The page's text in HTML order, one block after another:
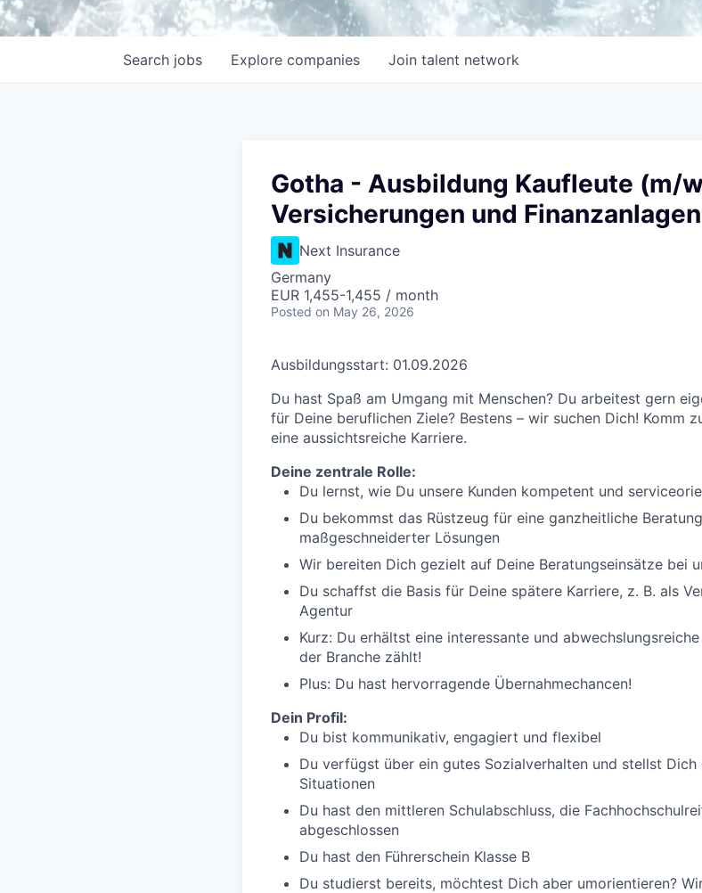
Search jobs Explore companies Join talent network
Gotha - Ausbildung Kaufleute (m/
Versicherungen und Finanzanlagen
Next Insurance
Germany
EUR 1,455-1,455 / month
Posted on May 26, 2026
Ausbildungsstart: 01.09.2026
Du hast Spaß am Umgang mit Menschen? Du arbeitest gern
für Deine beruflichen Ziele? Bestens – wir suchen Dich! Komm
eine aussichtsreiche Karriere.
Deine zentrale Rolle:
Du lernst, wie Du unsere Kunden kompetent und
Du bekommst das Rüstzeug für eine ganzheitliche
maßgeschneiderter Lösungen
Wir bereiten Dich gezielt auf Deine Beratungseinsätze bei
Du schaffst die Basis für Deine spätere Karriere, z. B. als
Agentur
Kurz: Du erhältst eine interessante und
der Branche zählt!
Plus: Du hast hervorragende Übernahmechancen!
Dein Profil:
Du bist kommunikativ, engagiert und flexibel
Du verfügst über ein gutes Sozialverhalten und stellst
Situationen
Du hast den mittleren Schulabschluss, die
abgeschlossen
Du hast den Führerschein Klasse B
Du studierst bereits, möchtest Dich aber umorientieren?